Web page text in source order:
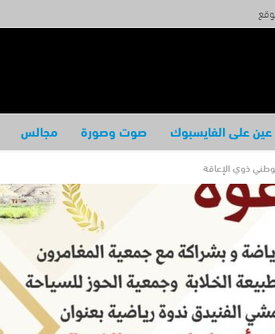
عين على الفايسبوك صوت وصورة مجالس
ذوي الإعاقة